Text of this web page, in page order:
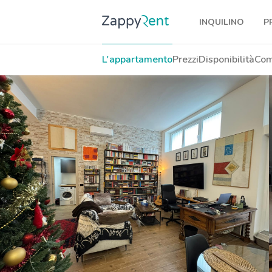
INQUILINO
I nostri affitti
Milano
Torino
Brescia
Venezia
Genova
Bologna
Firenze
Roma
Napoli
L'appartamentoPrezziDisponibilità